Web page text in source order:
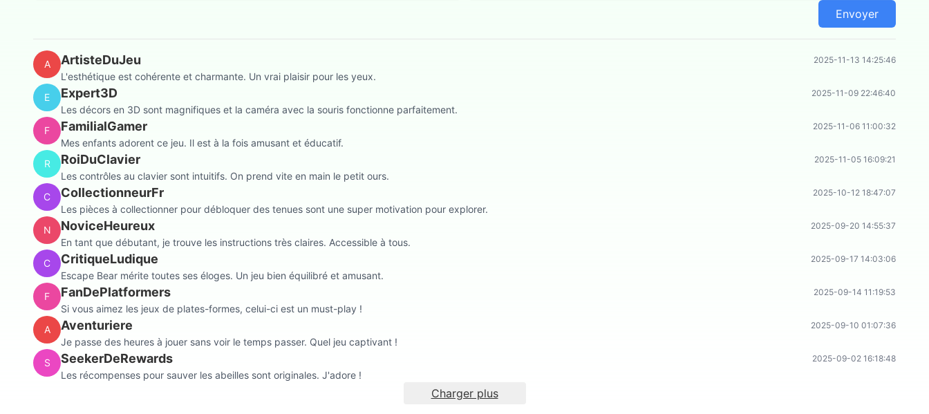
Envoyer
A ArtisteDuJeu 2025-11-13 14:25:46
L'esthétique est cohérente et charmante. Un vrai plaisir pour les yeux.
E
Expert3D 2025-11-09 22:46:40
Les décors en 3D sont magnifiques et la caméra avec la souris fonctionne parfaitement.
F
FamilialGamer 2025-11-06 11:00:32
Mes enfants adorent ce jeu. Il est à la fois amusant et éducatif.
R
RoiDuClavier 2025-11-05 16:09:21
Les contrôles au clavier sont intuitifs. On prend vite en main le petit ours.
C
CollectionneurFr 2025-10-12 18:47:07
Les pièces à collectionner pour débloquer des tenues sont une super motivation pour explorer.
N
NoviceHeureux 2025-09-20 14:55:37
En tant que débutant, je trouve les instructions très claires. Accessible à tous.
C
CritiqueLudique 2025-09-17 14:03:06
Escape Bear mérite toutes ses éloges. Un jeu bien équilibré et amusant.
F
FanDePlatformers 2025-09-14 11:19:53
Si vous aimez les jeux de plates-formes, celui-ci est un must-play !
A
Aventuriere 2025-09-10 01:07:36
Je passe des heures à jouer sans voir le temps passer. Quel jeu captivant !
S
SeekerDeRewards 2025-09-02 16:18:48
Les récompenses pour sauver les abeilles sont originales. J'adore !
Charger plus